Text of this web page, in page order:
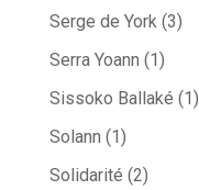
Serge de York(3)
Serra Yoann (1)
Sissoko Ballaké (1)
Solann (1)
Solidarité (2)